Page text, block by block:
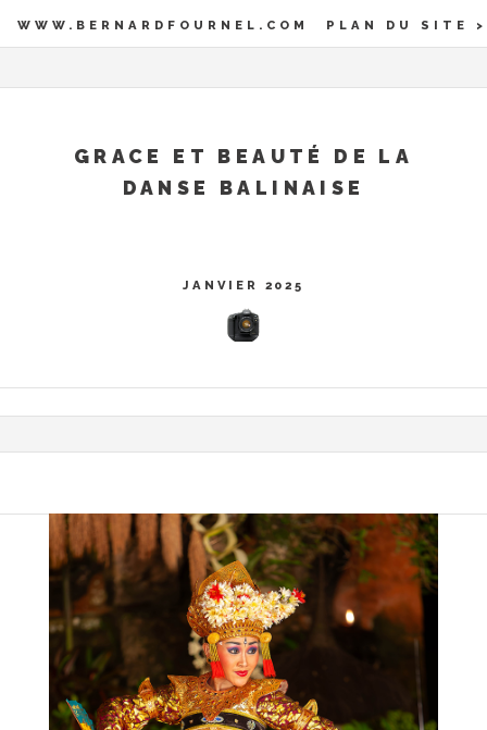
WWW.BERNARDFOURNEL.COM PLAN DU SITE
GRACE ET BEAUTÉ DE LA
DANSE BALINAISE
JANVIER 2025